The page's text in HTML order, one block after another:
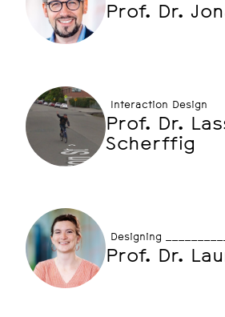
Prof. Dr.
Interaction Design
Prof. Dr.
Scherffig
Designing
Prof. Dr.